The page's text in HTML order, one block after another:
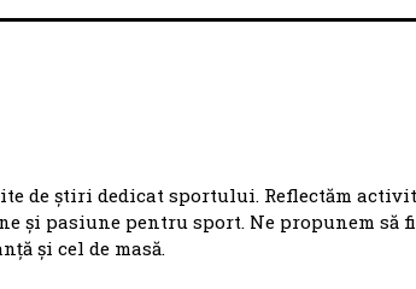
de știri dedicat sportului. Reflectăm
și pasiune pentru sport. Ne propunem să
și cel de masă.